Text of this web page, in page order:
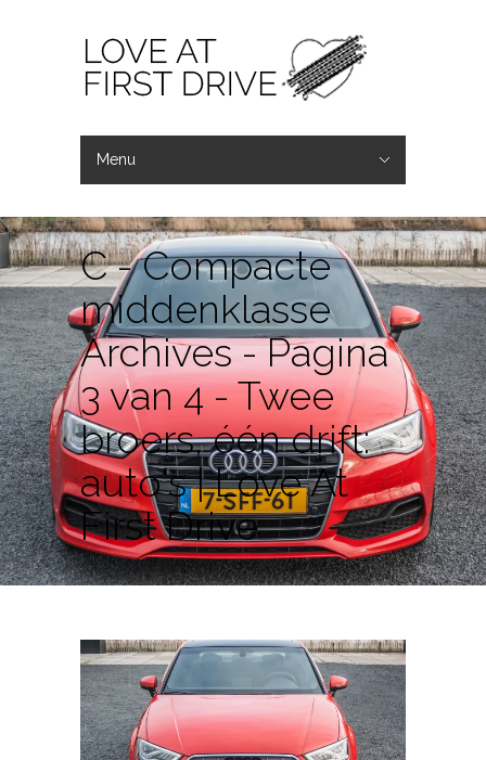
Menu
C - Compacte
middenklasse
Archives - Pagina
3 van 4 - Twee
broers, één drift:
auto's | Love At
First Drive